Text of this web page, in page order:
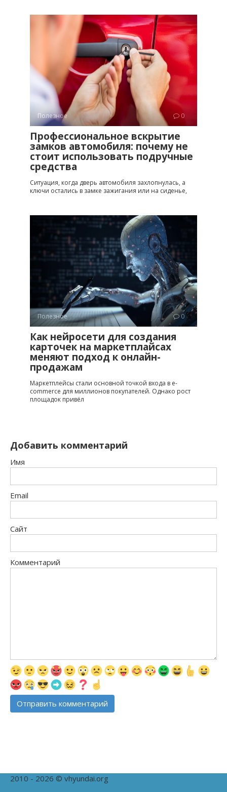
Полезное 0
Профессиональное вскрытие
замков автомобиля: почему не
стоит использовать подручные
средства
Ситуация, когда дверь автомобиля захлопнулась, а
ключи остались в замке зажигания или на сиденье,
Полезное 0
Как нейросети для создания
карточек на маркетплайсах
меняют подход к онлайн-
продажам
Маркетплейсы стали основной точкой входа в e-
commerce для миллионов покупателей. Однако рост
площадок привёл
Добавить комментарий
Имя
Email
Сайт
Комментарий
2010 - 2026 © vhyundai.org